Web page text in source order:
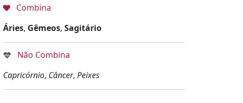
Combina
Áries, Gêmeos, Sagitário
Não Combina
Capricórnio, Câncer, Peixes